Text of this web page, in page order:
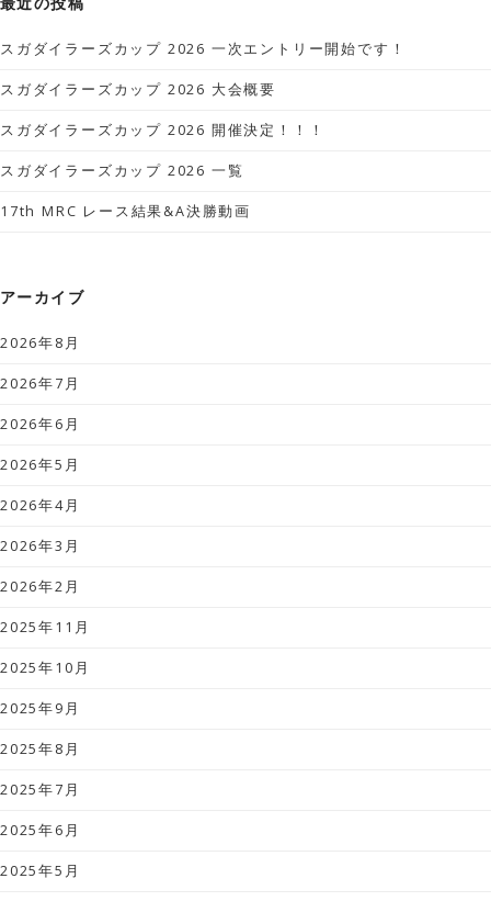
スガダイラーズカップ 2026 一次エントリー開始です！
スガダイラーズカップ 2026 大会概要
スガダイラーズカップ 2026 開催決定！！！
スガダイラーズカップ 2026 一覧
17th MRC レース結果&A決勝動画
アーカイブ
2026年8月
2026年7月
2026年6月
2026年5月
2026年4月
2026年3月
2026年2月
2025年11月
2025年10月
2025年9月
2025年8月
2025年7月
2025年6月
2025年5月